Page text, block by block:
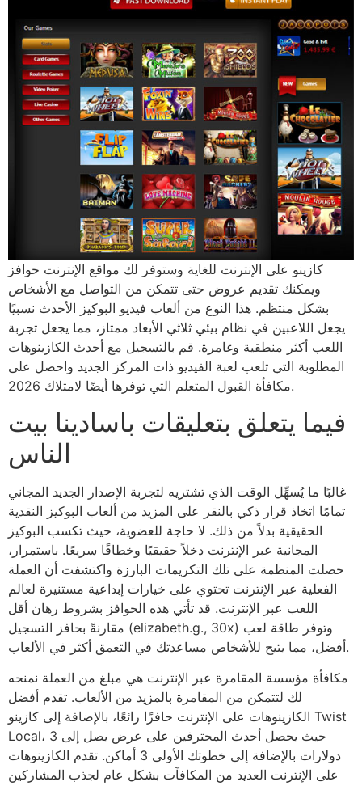
كازينو على الإنترنت للغاية وستوفر لك مواقع الإنترنت حوافز
ويمكنك تقديم عروض حتى تتمكن من التواصل مع الأشخاص
بشكل منتظم. هذا النوع من ألعاب فيديو البوكيز الأحدث نسبيًا
يجعل اللاعبين في نظام بيئي ثلاثي الأبعاد ممتاز، مما يجعل تجربة
اللعب أكثر منطقية وغامرة. قم بالتسجيل مع أحدث الكازينوهات
المطلوبة التي تلعب لعبة الفيديو ذات المركز الجديد واحصل على
مكافأة القبول المتعلم التي توفرها أيضًا لامتلاك 2026.
فيما يتعلق بتعليقات باسادينا بيت
الناس
غالبًا ما يُسهِّل الوقت الذي تشتريه لتجربة الإصدار الجديد المجاني
تمامًا اتخاذ قرار ذكي بالنقر على المزيد من ألعاب البوكيز النقدية
الحقيقية بدلاً من ذلك. لا حاجة للعضوية، حيث تكسب البوكيز
المجانية عبر الإنترنت دخلاً حقيقيًا وخطافًا سريعًا. باستمرار،
حصلت المنظمة على تلك التكريمات البارزة واكتشفت أن العملة
الفعلية عبر الإنترنت تحتوي على خيارات إبداعية مستنيرة لعالم
اللعب عبر الإنترنت. قد تأتي هذه الحوافز بشروط رهان أقل
مقارنةً بحافز التسجيل (elizabeth.g., 30x) وتوفر طاقة لعب
أفضل، مما يتيح للأشخاص مساعدتك في التعمق أكثر في الألعاب.
مكافأة مؤسسة المقامرة عبر الإنترنت هي مبلغ من العملة نمنحه
لك لتتمكن من المقامرة بالمزيد من الألعاب. تقدم أفضل
الكازينوهات على الإنترنت حافزًا رائعًا، بالإضافة إلى كازينو Twist
Local، حيث يحصل أحدث المحترفين على عرض يصل إلى 3
دولارات بالإضافة إلى خطوتك الأولى 3 أماكن. تقدم الكازينوهات
على الإنترنت العديد من المكافآت بشكل عام لجذب المشاركين